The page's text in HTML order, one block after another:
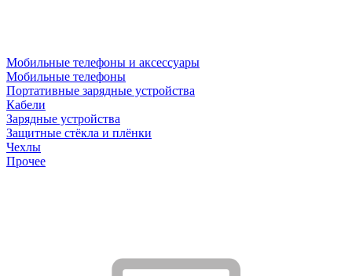
Мобильные телефоны и аксессуары
Мобильные телефоны
Портативные зарядные устройства
Кабели
Зарядные устройства
Защитные стёкла и плёнки
Чехлы
Прочее